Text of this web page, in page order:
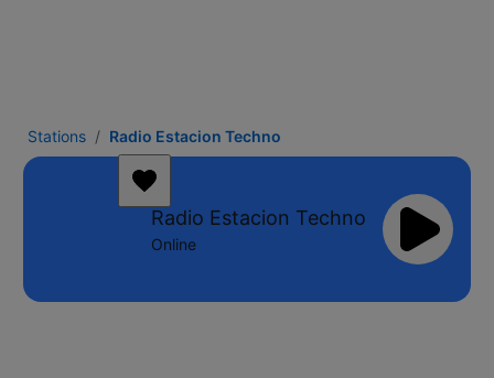
Stations Radio Estacion Techno
Radio Estacion Techno
Online